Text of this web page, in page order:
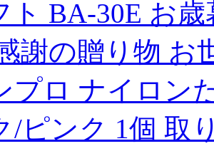
ト BA-30E お
謝の贈り物 お
プロ ナイロン
/ピンク 1個 取